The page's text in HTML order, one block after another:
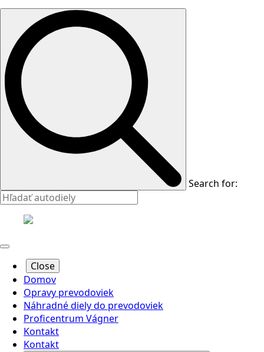
Search for:
Close
Domov
Opravy prevodoviek
Náhradné diely do prevodoviek
Proficentrum Vágner
Kontakt
Kontakt